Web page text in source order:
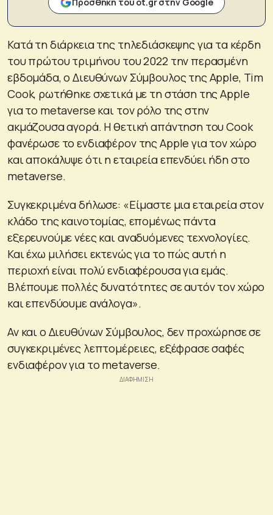
Προσθήκη του ot.gr στην Google
Κατά τη διάρκεια της τηλεδιάσκεψης για τα κέρδη
του πρώτου τριμήνου του 2022 την περασμένη
εβδομάδα, ο Διευθύνων Σύμβουλος της Apple, Tim
Cook, ρωτήθηκε σχετικά με τη στάση της Apple
για το metaverse και τον ρόλο της στην
ακμάζουσα αγορά. Ηθετική απάντηση του Cook
φανέρωσε το ενδιαφέρον της Apple για τον χώρο
και αποκάλυψε ότι η εταιρείαεπενδύει ήδη στο
metaverse.
Συγκεκριμένα δήλωσε: «Είμαστε μια εταιρεία στον
κλάδο της καινοτομίας, επομένως πάντα
εξερευνούμε νέες και αναδυόμενες τεχνολογίες.
Και έχω μιλήσει εκτενώς για το πώς αυτή η
περιοχή είναι πολύ ενδιαφέρουσα για εμάς.
Βλέπουμε πολλές δυνατότητες σε αυτόν τον χώρο
και επενδύουμε ανάλογα».
Αν και ο Διευθύνων Σύμβουλος, δεν προχώρησε σε
συγκεκριμένες λεπτομέρειες, εξέφρασε σαφές
ενδιαφέρον για το metaverse.